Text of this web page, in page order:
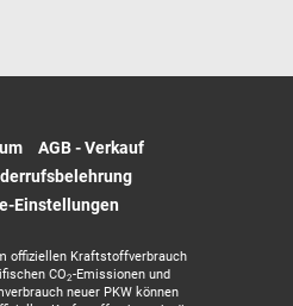
AGB - Verkauf
Einstellungen
offiziellen Kraftstoffverbrauch
CO2-Emissionen und
neuer PKW können